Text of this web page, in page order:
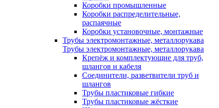
Коробки промышленные
Коробки распределительные,
распаячные
Коробки установочные, монтажные
Трубы электромонтажные, металлорукава
Трубы электромонтажные, металлорукава
Крепёж и комплектующие для труб,
шлангов и кабеля
Соединители, разветвители труб и
шлангов
Трубы пластиковые гибкие
Трубы пластиковые жёсткие